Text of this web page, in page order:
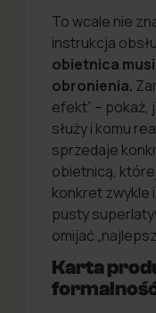
To wcale nie
instrukcja
obietnica
obronienia.
efekt” – pokaż,
służy i komu
sprzedaje
obietnicą,
konkret zwykle
pusty
omijać
Karta